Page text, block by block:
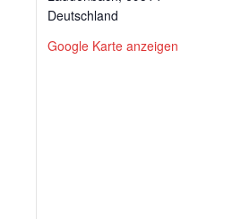
Deutschland
Google Karte anzeigen